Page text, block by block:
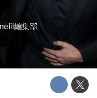
編集部